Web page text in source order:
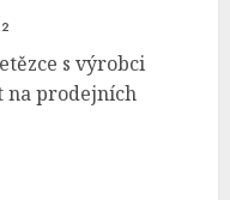
2
s výrobci
na prodejních